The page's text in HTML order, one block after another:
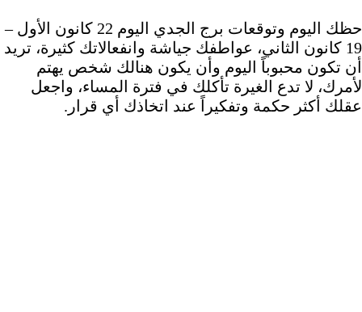
حظك اليوم وتوقعات برج الجدي اليوم 22 كانون الأول –
19 كانون الثاني، عواطفك جياشة وانفعالاتك كثيرة، تريد
أن تكون محبوباً اليوم وأن يكون هنالك شخص يهتم
لأمرك، لا تدع الغيرة تأكلك في فترة المساء، واجعل
عقلك أكثر حكمة وتفكيراً عند اتخاذك أي قرار.